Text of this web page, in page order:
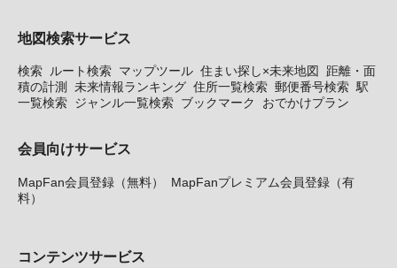
地図検索サービス
検索 ルート検索 マップツール 住まい探し×未来地図
距離・面
積の計測
未来情報ランキング 住所一覧検索 郵便番号検索 駅
一覧検索 ジャンル一覧検索 ブックマーク おでかけプラン
会員向けサービス
MapFan会員登録（無料）
MapFanプレミアム会員登録（有
料）
コンテンツサービス